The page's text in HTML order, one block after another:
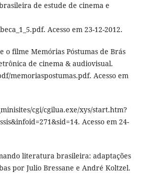
de estude de cinema e
Acesso em 23-12-2012.
o filme Memórias Póstumas de Brás
de cinema & audiovisual.
memoriaspostumas.pdf. Acesso em
cgi/cgilua.exe/xys/start.htm?
Acesso em 24-
literatura brasileira: adaptações
por Julio Bressane e André Koltzel.